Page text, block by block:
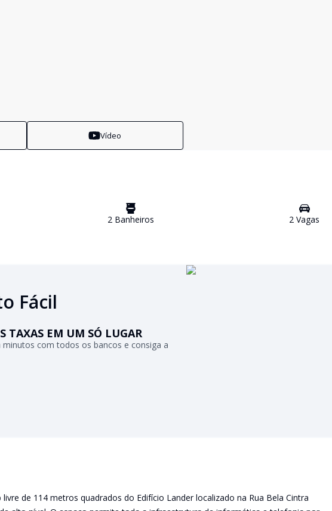
Vídeo
2 Banheiros 2 Vagas
Fácil
TAXAS EM UM SÓ LUGAR
com todos os bancos e consiga a
de 114 metros quadrados do Edifício Lander localizado na Rua Bela Cintra